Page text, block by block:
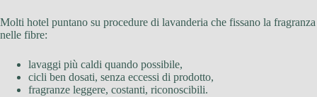
Molti hotel puntano su procedure di lavanderia che fissano la fragranza
nelle fibre:
lavaggi più caldi quando possibile,
cicli ben dosati, senza eccessi di prodotto,
fragranze leggere, costanti, riconoscibili.